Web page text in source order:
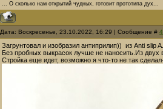
... О сколько нам открытий чудных, готовит прототипа дух...
Дата: Воскресенье, 23.10.2022, 16:29 | Сообщение # 4
Загрунтовал и изобразил антиприлип)) из Anti
Без пробных выкрасок лучше не наносить.Из
Стройка еще идет, возможно я что-то не так